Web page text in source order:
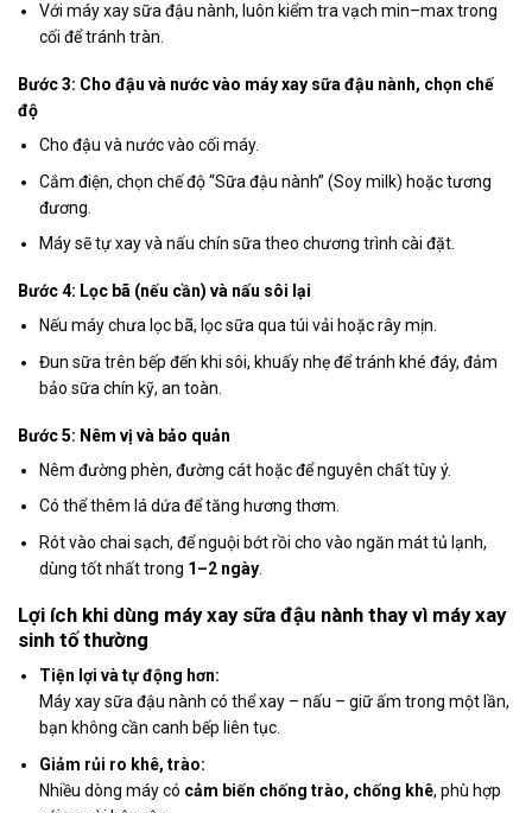
Với máy xay sữa đậu nành, luôn kiểm tra vạch min–max trong
cối để tránh tràn.
Bước 3: Cho đậu và nước vào máy xay sữa đậu nành, chọn chế
độ
Cho đậu và nước vào cối máy.
Cắm điện, chọn chế độ “Sữa đậu nành” (Soy milk) hoặc tương
đương.
Máy sẽ tự xay và nấu chín sữa theo chương trình cài đặt.
Bước 4: Lọc bã (nếu cần) và nấu sôi lại
Nếu máy chưa lọc bã, lọc sữa qua túi vải hoặc rây mịn.
Đun sữa trên bếp đến khi sôi, khuấy nhẹ để tránh khé đáy, đảm
bảo sữa chín kỹ, an toàn.
Bước 5: Nêm vị và bảo quản
Nêm đường phèn, đường cát hoặc để nguyên chất tùy ý.
Có thể thêm lá dứa để tăng hương thơm.
Rót vào chai sạch, để nguội bớt rồi cho vào ngăn mát tủ lạnh,
dùng tốt nhất trong 1–2 ngày
Lợi ích khi dùng máy xay sữa đậu nành thay vì máy xay
sinh tố thường
Tiện lợi và tự động hơn:
Máy xay sữa đậu nành có thể xay – nấu – giữ ấm trong một lần,
bạn không cần canh bếp liên tục.
Giảm rủi ro khê, trào:
Nhiều dòng máy có cảm biến chống trào, chống khê, phù hợp